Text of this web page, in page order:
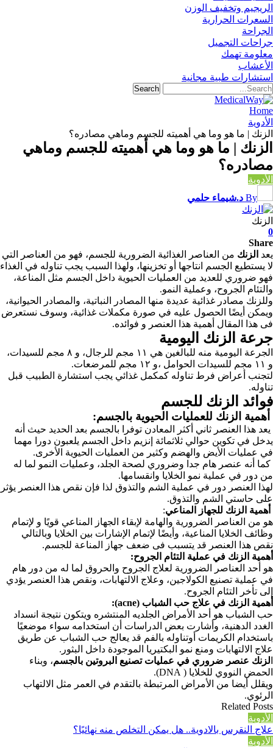
الريجيم وتخفيف الوزن
السعرات الحرارية
الجراحة
جراحات التجميل
معلومة تهمك
الأعشاب
استشارات طبية مجانية
Home
الأدوية
الزنك | ما هو وما هي أهميته للجسم وماهي مصادره؟
الزنك | ما هو وما هي أهميته للجسم وماهي
مصادره؟
الأدوية
By د.شيماء حلمي
الزنك
0
Share
يعد الزنك من العناصر الغذائية الضرورية للجسم، فهو من العناصر التي
لا يستطيع الجسم انتاجها أو تخزينها، ولهذا السبب يجب تناوله في الغذاء
فهو ضروري للعديد من العمليات الحيوية داخل الجسم مثل المناعة،
والتئام الجروح، وعملية النمو.
وللزنك مصادر غذائية عديدة منها المصادر النباتية، والمصادر الحيوانية،
ويمكن أيضًا الحصول عليه في صورة مكملات غذائية، وسوف نستعرض
فى هذا المقال أهمية هذا العنصر و فوائده.
جرعة الزنك اليومية
الجرعة اليومية منه للبالغين هي ١١ مجم للرجال، و ٨ مجم للسيدات،
و ١١ مجم للسيدات الحوامل ،و ١٢ مجم للمرضعات.
لتجنب أعراض فرط تناوله كمكمل غذائي يجب استشارة الطبيب قبل
تناوله.
فوائد الزنك للجسم
أهمية الزنك للعمليات الحيوية بالجسم:
يعد هذا العنصر ثاني أكثر المعادن توفرا بالجسم بعد الحديد حيث أنه
يدخل في تكوين حوالي ثلاثمائة إنزيم داخل الجسم يلعبون دورا مهما
في عمليات الأيض والهضم وكثير من العمليات الحيوية الأخرى.
كما أنه عنصر هام جدا وضروري لصحة الجلد، وعمليات النمو لما له
من دور في عملية نمو الخلايا وانقسامها.
لهذا العنصر دور في عملية الشم والتذوق لذا فإن نقص هذا العنصر يؤثر
على حاستي الشم والتذوق.
أهمية الزنك للجهاز المناعي:
هو من العناصر الضرورية والهامة لإبقاء الجهاز المناعي قويًا و لإتمام
وظائف الخلايا المناعية، وأيضًا لإتمام الإشارات بين الخلايا وبالتالي
نقص هذا العنصر قد يتسبب فى ضعف جهاز المناعة للجسم.
أهمية الزنك في عملية التئام الجروح:
هو أحد العناصر الضرورية لعلاج الجروح والحروق لما له من دور هام
في عملية تصنيع الكولاجين، وعلاج الالتهابات، ونقص هذا العنصر يؤدي
إلى تأخر التئام الجروح.
أهمية الزنك في علاج حب الشباب (acne):
حب الشباب هو أحد الأمراض الجلديه المنتشره ويتكون نتيجة انسداد
الغدد الدهنية، وأشارت بعض الدراسات أن استخدامه سواء موضعيًا
باستخدام الكريمات أوتناوله بالفم قد يعالج حب الشباب عن طريق
علاج الالتهابات ومنع نمو البكتيريا الموجودة داخل البثور.
لزنك عنصر ضروري في عمليات تصنيع البروتين بالجسم، وبناء
الحمض النووي للخلايا ( DNA).
ويقلل أيضا من الأمراض المرتبطة بالتقدم في العمر مثل الالتهاب
الرئوي.
Related Posts
الأدوية
علاج النقرس بالادوية.. هل يمكن التخلص منه نهائيًا؟
الأدوية